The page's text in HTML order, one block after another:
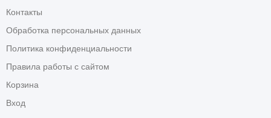
Контакты
Обработка персональных данных
Политика конфиденциальности
Правила работы с сайтом
Корзина
Вход